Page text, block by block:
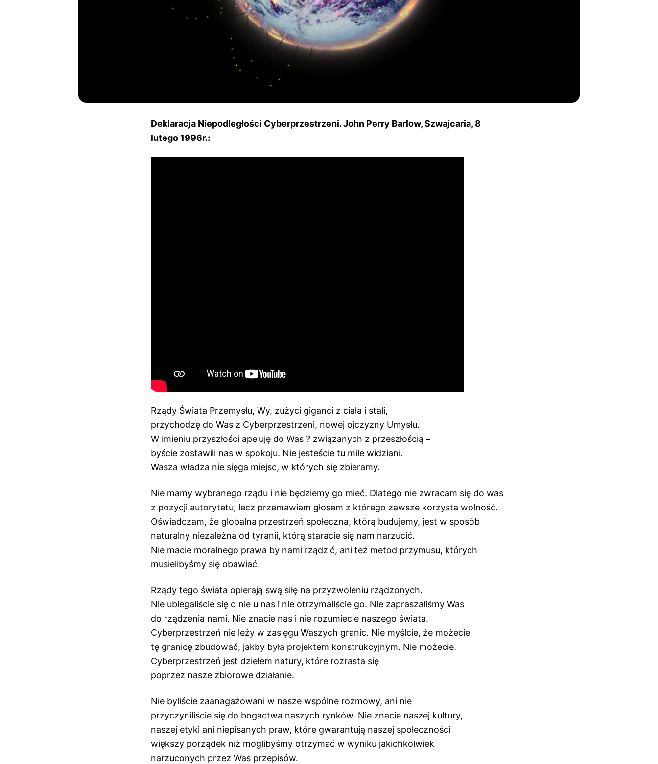
Deklaracja Niepodległości Cyberprzestrzeni. John Perry Barlow, Szwajcaria, 8
lutego 1996r.:
Rządy Świata Przemysłu, Wy, zużyci giganci z ciała i stali,
przychodzę do Was z Cyberprzestrzeni, nowej ojczyzny Umysłu.
W imieniu przyszłości apeluję do Was ? związanych z przeszłością –
byście zostawili nas w spokoju. Nie jesteście tu mile widziani.
Wasza władza nie sięga miejsc, w których się zbieramy.
Nie mamy wybranego rządu i nie będziemy go mieć. Dlatego nie zwracam się do was
z pozycji autorytetu, lecz przemawiam głosem z którego zawsze korzysta wolność.
Oświadczam, że globalna przestrzeń społeczna, którą budujemy, jest w sposób
naturalny niezależna od tyranii, którą staracie się nam narzucić.
Nie macie moralnego prawa by nami rządzić, ani też metod przymusu, których
musielibyśmy się obawiać.
Rządy tego świata opierają swą siłę na przyzwoleniu rządzonych.
Nie ubiegaliście się o nie u nas i nie otrzymaliście go. Nie zapraszaliśmy Was
do rządzenia nami. Nie znacie nas i nie rozumiecie naszego świata.
Cyberprzestrzeń nie leży w zasięgu Waszych granic. Nie myślcie, że możecie
tę granicę zbudować, jakby była projektem konstrukcyjnym. Nie możecie.
Cyberprzestrzeń jest dziełem natury, które rozrasta się
poprzez nasze zbiorowe działanie.
Nie byliście zaanagażowani w nasze wspólne rozmowy, ani nie
przyczyniliście się do bogactwa naszych rynków. Nie znacie naszej kultury,
naszej etyki ani niepisanych praw, które gwarantują naszej społeczności
większy porządek niż moglibyśmy otrzymać w wyniku jakichkolwiek
narzuconych przez Was przepisów.